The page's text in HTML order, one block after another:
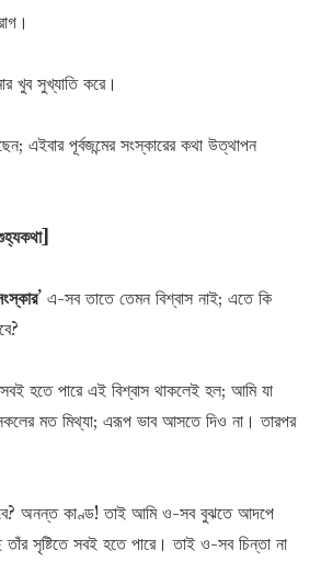
খুব সুখ্যাতি করে।
এইবার পূর্বজন্মের সংস্কারের কথা উত্থাপন
এ-সব তাতে তেমন বিশ্বাস নাই; এতে কি
হতে পারে এই বিশ্বাস থাকলেই হল; আমি যা
মত মিথ্যা; এরূপ ভাব আসতে দিও না। তারপর
অনন্ত কাণ্ড! তাই আমি ও-সব বুঝতে আদপে
তাঁর সৃষ্টিতে সবই হতে পারে। তাই ও-সব চিন্তা না